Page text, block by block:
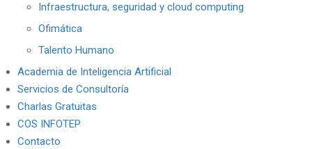
Infraestructura, seguridad y cloud computing
Ofimática
Talento Humano
Academia de Inteligencia Artificial
Servicios de Consultoría
Charlas Gratuitas
COS INFOTEP
Contacto